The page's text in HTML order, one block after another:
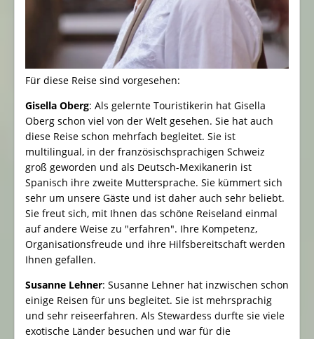
Für diese Reise sind vorgesehen:
Gisella Oberg: Als gelernte Touristikerin hat Gisella
Oberg schon viel von der Welt gesehen. Sie hat auch
diese Reise schon mehrfach begleitet. Sie ist
multilingual, in der französischsprachigen Schweiz
groß geworden und als Deutsch-Mexikanerin ist
Spanisch ihre zweite Muttersprache. Sie kümmert sich
sehr um unsere Gäste und ist daher auch sehr beliebt.
Sie freut sich, mit Ihnen das schöne Reiseland einmal
auf andere Weise zu "erfahren". Ihre Kompetenz,
Organisationsfreude und ihre Hilfsbereitschaft werden
Ihnen gefallen.
Susanne Lehner: Susanne Lehner hat inzwischen schon
einige Reisen für uns begleitet. Sie ist mehrsprachig
und sehr reiseerfahren. Als Stewardess durfte sie viele
exotische Länder besuchen und war für die